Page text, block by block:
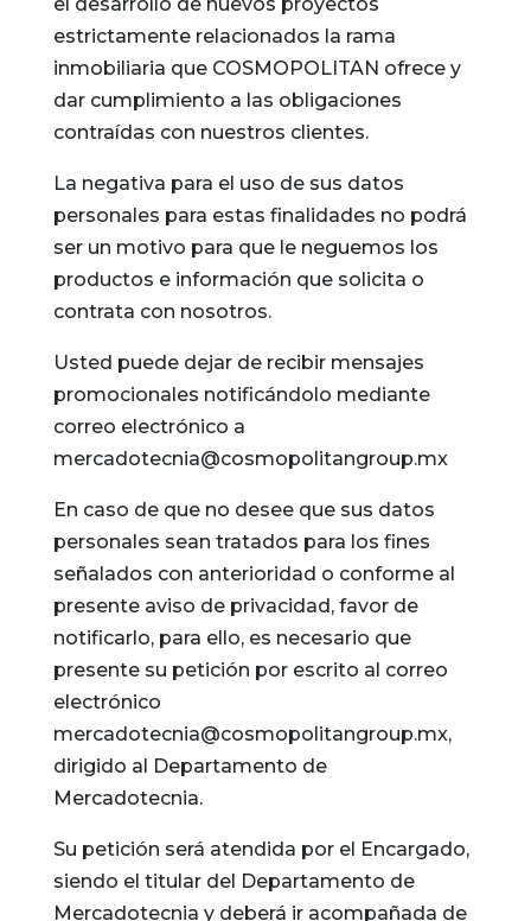
estrictamente relacionados la rama
inmobiliaria que COSMOPOLITAN ofrece y
dar cumplimiento a las obligaciones
contraídas con nuestros clientes.
La negativa para el uso de sus datos
personales para estas finalidades no podrá
ser un motivo para que le neguemos los
productos e información que solicita o
contrata con nosotros.
Usted puede dejar de recibir mensajes
promocionales notificándolo mediante
correo electrónico a
mercadotecnia@cosmopolitangroup.mx
En caso de que no desee que sus datos
personales sean tratados para los fines
señalados con anterioridad o conforme al
presente aviso de privacidad, favor de
notificarlo, para ello, es necesario que
presente su petición por escrito al correo
electrónico
mercadotecnia@cosmopolitangroup.mx,
dirigido al Departamento de
Mercadotecnia.
Su petición será atendida por el Encargado,
siendo el titular del Departamento de
Mercadotecnia y deberá ir acompañada de